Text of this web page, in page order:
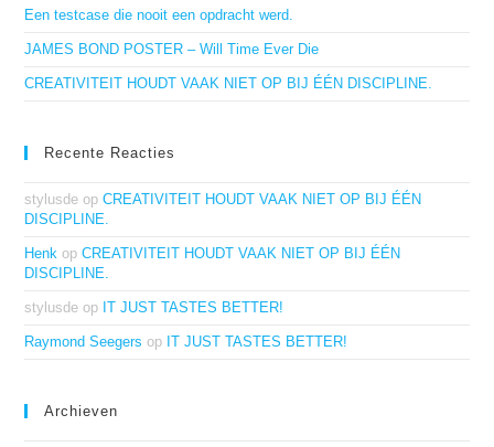
Een testcase die nooit een opdracht werd.
JAMES BOND POSTER – Will Time Ever Die
CREATIVITEIT HOUDT VAAK NIET OP BIJ ÉÉN DISCIPLINE.
Recente Reacties
stylusde opCREATIVITEIT HOUDT VAAK NIET OP BIJ ÉÉN
DISCIPLINE.
Henk opCREATIVITEIT HOUDT VAAK NIET OP BIJ ÉÉN
DISCIPLINE.
stylusde op IT JUST TASTES BETTER!
Raymond Seegers op IT JUST TASTES BETTER!
Archieven